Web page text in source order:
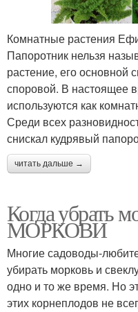
Комнатные растения
Папоротник нельзя
растение, его основной
споровой. В настоящее
используются как
Среди всех
снискал кудрявый
читать дальше →
Когда убрать
МОРКОВИ
Многие садоводы-
убирать морковь и
одно и то же время. Но
этих корнеплодов не